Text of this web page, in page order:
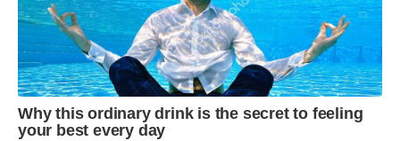
Why this ordinary drink is the secret to feeling
your best every day